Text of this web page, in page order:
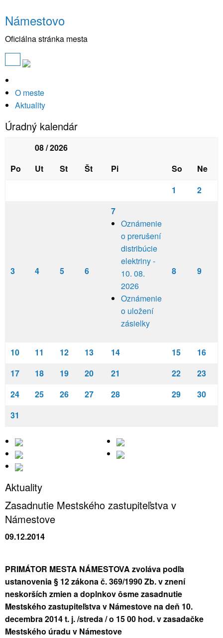
Námestovo
Oficiálna stránka mesta
O meste
Aktuality
Úradný kalendár
08 / 2026
Po
Ut St Št Pi So
Ne
1
2
3 4 5 6
7
Oznámenie
o prerušení
distribúcie
elektriny -
10. 08.
2026
Oznámenie
o uložení
zásielky
8 9
10 11 12 13 14 15
16
17
18 19 20 21 22
23
24
25 26 27 28 29
30
31
Aktuality
Zasadnutie Mestského zastupiteľstva v
Námestove
09.12.2014
PRIMÁTOR MESTA NÁMESTOVA zvoláva podľa
ustanovenia § 12 zákona č. 369/1990 Zb. v znení
neskorších zmien a doplnkov ôsme zasadnutie
Mestského zastupiteľstva v Námestove na deň 10.
decembra 2014 t. j. /streda / o 15 00 hod. v zasadačke
Mestského úradu v Námestove